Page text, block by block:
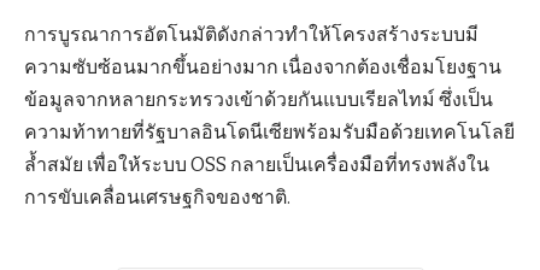
การบูรณาการอัตโนมัติดังกล่าวทำให้โครงสร้างระบบมี
ความซับซ้อนมากขึ้นอย่างมาก เนื่องจากต้องเชื่อมโยงฐาน
ข้อมูลจากหลายกระทรวงเข้าด้วยกันแบบเรียลไทม์ ซึ่งเป็น
ความท้าทายที่รัฐบาลอินโดนีเซียพร้อมรับมือด้วยเทคโนโลยี
ล้ำสมัย เพื่อให้ระบบ OSS กลายเป็นเครื่องมือที่ทรงพลังใน
การขับเคลื่อนเศรษฐกิจของชาติ.